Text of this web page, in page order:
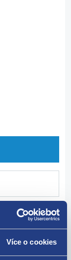
Více o cookies